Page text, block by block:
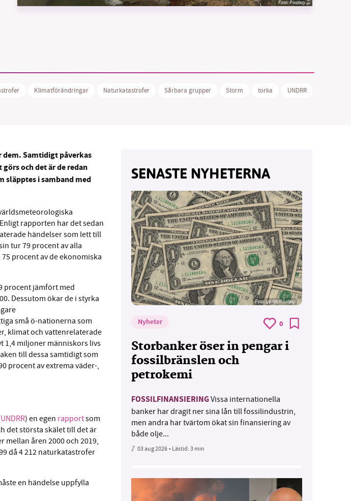
Foto:Pixabay
Klimatförändringar Naturkatastrofer Sårbara grupper Storm torka UNDRR
Samtidigt påverkas
och det är de redan
släpptes i samband med
rapporten har det sedan
händelser som lett till
tur 79 procent av alla
procent av de ekonomiska
procent jämfört med
Dessutom ökar de i styrka
små ö-nationerna som
klimat och vattenrelaterade
1,4 miljoner människors livs
till dessa samtidigt som
procent av extrema väder-,
UNDRR) en egen rapportsom
det största skälet till det är
åren 2000 och 2019,
då 4 212 naturkatastrofer
en händelse uppfylla
SENASTE NYHETERNA
Foto:geralt/Pixabay
Nyheter 0
Storbanker öser in pengar i
fossilbränslen och
petrokemi
FOSSILFINANSIERINGVissa internationella
banker har dragit ner sina lån till fossilindustrin,
men andra har tvärtom ökat sin finansiering av
både olje...
03 aug 2026• Lästid:3 min
Nu vill vi utveckla vårt arbete –
du vill hjälpa oss.
vi vill göra